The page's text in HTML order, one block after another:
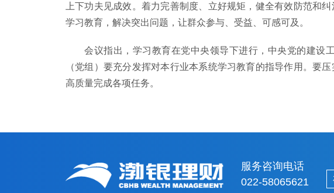
上下功夫见成效。着力完善制度、立好规矩，健全有效防范和
学习教育，解决突出问题，让群众参与、受益、可感可及。
会议指出，学习教育在党中央领导下进行，中央党的建设
（党组）要充分发挥对本行业本系统学习教育的指导作用。要
高质量完成各项任务。
服务咨询电话
022-58065621